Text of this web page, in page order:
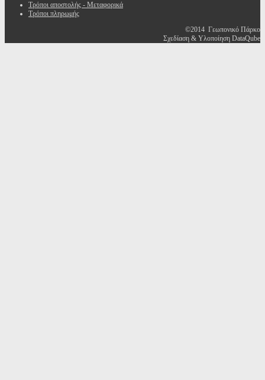
Τρόποι αποστολής - Μεταφορικά
Τρόποι πληρωμής
©2014 Γεωπονικό Πάρκο
Σχεδίαση & Υλοποίηση DataQube